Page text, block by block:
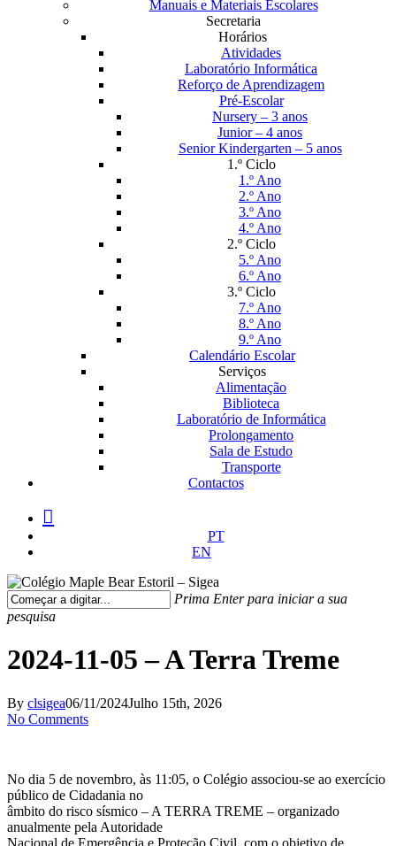
Manuais e Materiais Escolares
Secretaria
Horários
Atividades
Laboratório Informática
Reforço de Aprendizagem
Pré-Escolar
Nursery – 3 anos
Junior – 4 anos
Senior Kindergarten – 5 anos
1.º Ciclo
1.º Ano
2.º Ano
3.º Ano
4.º Ano
2.º Ciclo
5.º Ano
6.º Ano
3.º Ciclo
7.º Ano
8.º Ano
9.º Ano
Calendário Escolar
Serviços
Alimentação
Biblioteca
Laboratório de Informática
Prolongamento
Sala de Estudo
Transporte
Contactos
facebook
instagram
medium
PT
EN
Prima Enter para iniciar a sua
pesquisa
Pesquisa
2024-11-05 – A Terra Treme
By clsigea06/11/2024Julho 15th, 2026
No Comments
No dia 5 de novembro, às 11:05, o Colégio associou-se ao exercício
público de Cidadania no
âmbito do risco sísmico – A TERRA TREME – organizado
anualmente pela Autoridade
Nacional de Emergência e Proteção Civil, com o objetivo de